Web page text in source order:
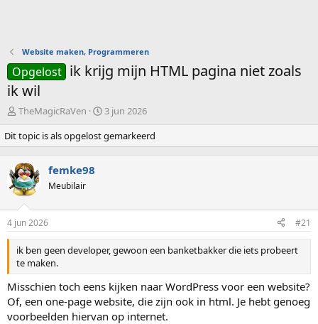
Website maken, Programmeren
Opgelost ik krijg mijn HTML pagina niet zoals
ik wil
O
d
e
r
w
e
r
p
s
t
a
r
t
e
r
TheMagicRaVen
S
a
r
u
3 jun 2026
Dit topic is als opgelost gemarkeerd
femke98
Meubilair
4 jun 2026 #21
ik ben geen developer, gewoon een banketbakker die iets probeert
te maken.
Misschien toch eens kijken naar WordPress voor een website?
Of, een one-page website, die zijn ook in html. Je hebt genoeg
voorbeelden hiervan op internet.